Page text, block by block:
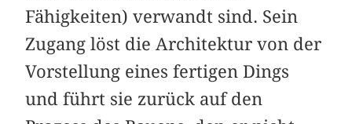
Fähigkeiten) verwandt sind. Sein
Zugang löst die Architektur von der
Vorstellung eines fertigen Dings
und führt sie zurück auf den